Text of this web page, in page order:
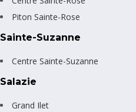
Piton Sainte-Rose
Sainte-Suzanne
Centre Sainte-Suzanne
Salazie
Grand Ilet